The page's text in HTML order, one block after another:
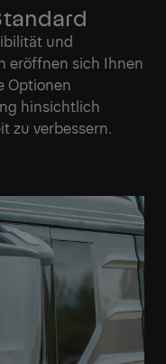
und
eröffnen sich Ihnen
Optionen
hinsichtlich
zu verbessern.